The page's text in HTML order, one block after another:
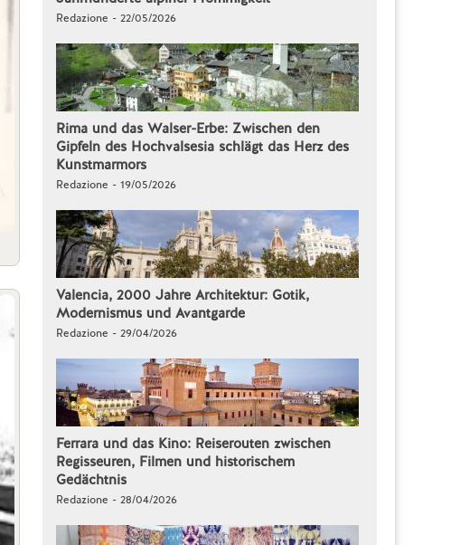
Redazione - 22/05/2026
Rima und das Walser-Erbe: Zwischen den
Gipfeln des Hochvalsesia schlägt das Herz des
Kunstmarmors
Redazione - 19/05/2026
Valencia, 2000 Jahre Architektur: Gotik,
Modernismus und Avantgarde
Redazione - 29/04/2026
Ferrara und das Kino: Reiserouten zwischen
Regisseuren, Filmen und historischem
Gedächtnis
Redazione - 28/04/2026